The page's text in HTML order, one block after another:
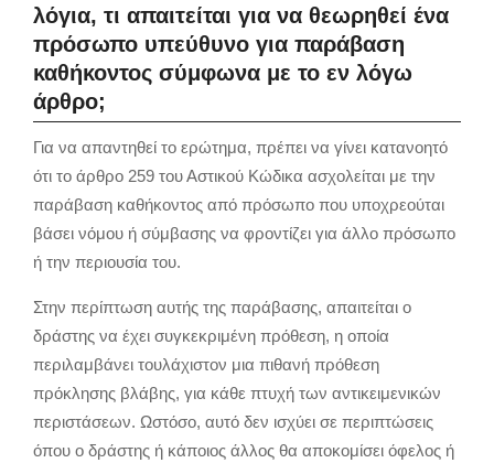
λόγια, τι απαιτείται για να θεωρηθεί ένα
πρόσωπο υπεύθυνο για παράβαση
καθήκοντος σύμφωνα με το εν λόγω
άρθρο;
Για να απαντηθεί το ερώτημα, πρέπει να γίνει κατανοητό
ότι το άρθρο 259 του Αστικού Κώδικα ασχολείται με την
παράβαση καθήκοντος από πρόσωπο που υποχρεούται
βάσει νόμου ή σύμβασης να φροντίζει για άλλο πρόσωπο
ή την περιουσία του.
Στην περίπτωση αυτής της παράβασης, απαιτείται ο
δράστης να έχει συγκεκριμένη πρόθεση, η οποία
περιλαμβάνει τουλάχιστον μια πιθανή πρόθεση
πρόκλησης βλάβης, για κάθε πτυχή των αντικειμενικών
περιστάσεων. Ωστόσο, αυτό δεν ισχύει σε περιπτώσεις
όπου ο δράστης ή κάποιος άλλος θα αποκομίσει όφελος ή